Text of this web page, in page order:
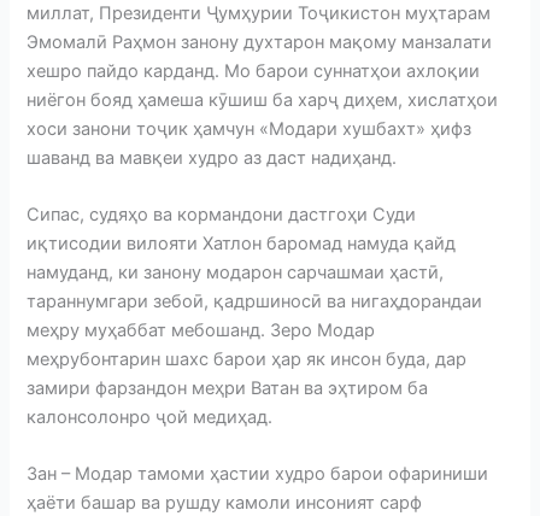
миллат, Президенти Ҷумҳурии Тоҷикистон муҳтарам
Эмомалӣ Раҳмон занону духтарон мақому манзалати
хешро пайдо карданд. Мо барои суннатҳои ахлоқии
ниёгон бояд ҳамеша кӯшиш ба харҷ диҳем, хислатҳои
хоси занони тоҷик ҳамчун «Модари хушбахт» ҳифз
шаванд ва мавқеи худро аз даст надиҳанд.
Сипас, судяҳо ва кормандони дастгоҳи Суди
иқтисодии вилояти Хатлон баромад намуда қайд
намуданд, ки занону модарон сарчашмаи ҳастӣ,
тараннумгари зебоӣ, қадршиносӣ ва нигаҳдорандаи
меҳру муҳаббат мебошанд. Зеро Модар
меҳрубонтарин шахс барои ҳар як инсон буда, дар
замири фарзандон меҳри Ватан ва эҳтиром ба
калонсолонро ҷой медиҳад.
Зан – Модар тамоми ҳастии худро барои офариниши
ҳаёти башар ва рушду камоли инсоният сарф